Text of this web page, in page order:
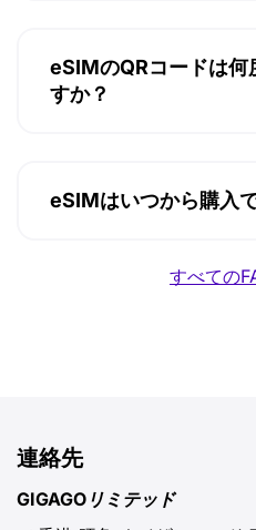
eSIMのQRコードは何
すか？
eSIMはいつから購入
すべての
連絡先
GIGAGOリミテッド